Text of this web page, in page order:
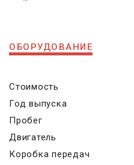
ОБОРУДОВАНИЕ
Стоимость
Год выпуска
Пробег
Двигатель
Коробка передач